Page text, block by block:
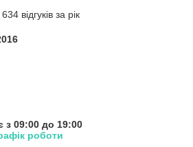
відгуків за рік
з 09:00 до 19:00
роботи